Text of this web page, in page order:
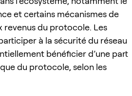
et certains mécanismes de
revenus du protocole. Les
à la sécurité du réseau
bénéficier d’une part
du protocole, selon les